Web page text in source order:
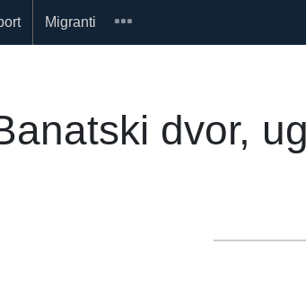
Migranti
dvor,